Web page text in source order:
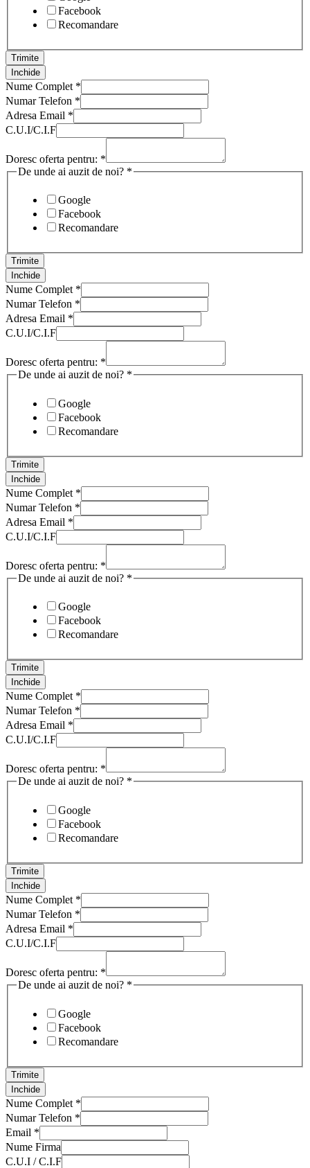
Facebook
Recomandare
Trimite
Inchide
Nume Complet *
Numar Telefon *
Adresa Email *
C.U.I/C.I.F
Doresc oferta pentru: *
De unde ai auzit de noi? *
Google
Facebook
Recomandare
Trimite
Inchide
Nume Complet *
Numar Telefon *
Adresa Email *
C.U.I/C.I.F
Doresc oferta pentru: *
De unde ai auzit de noi? *
Google
Facebook
Recomandare
Trimite
Inchide
Nume Complet *
Numar Telefon *
Adresa Email *
C.U.I/C.I.F
Doresc oferta pentru: *
De unde ai auzit de noi? *
Google
Facebook
Recomandare
Trimite
Inchide
Nume Complet *
Numar Telefon *
Adresa Email *
C.U.I/C.I.F
Doresc oferta pentru: *
De unde ai auzit de noi? *
Google
Facebook
Recomandare
Trimite
Inchide
Nume Complet *
Numar Telefon *
Adresa Email *
C.U.I/C.I.F
Doresc oferta pentru: *
De unde ai auzit de noi? *
Google
Facebook
Recomandare
Trimite
Inchide
Nume Complet *
Numar Telefon *
Email *
Nume Firma
C.U.I / C.I.F